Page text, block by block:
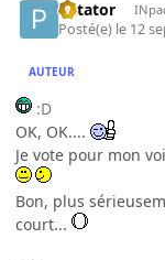
Patator
Posté(e) le 12
AUTEUR
:D
OK, OK....
Je vote pour mon
Bon, plus
court...